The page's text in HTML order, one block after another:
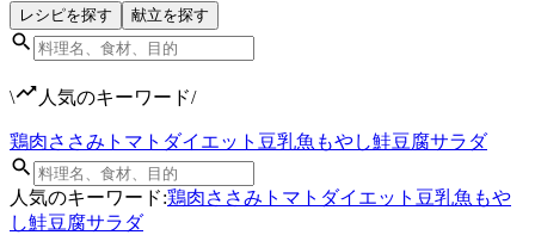
レシピを探す 献立を探す
\ 人気のキーワード/
鶏肉ささみ トマト ダイエット 豆乳魚 もやし鮭豆腐サラダ
人気のキーワード:鶏肉ささみ トマト ダイエット 豆乳魚 もや
し鮭豆腐サラダ